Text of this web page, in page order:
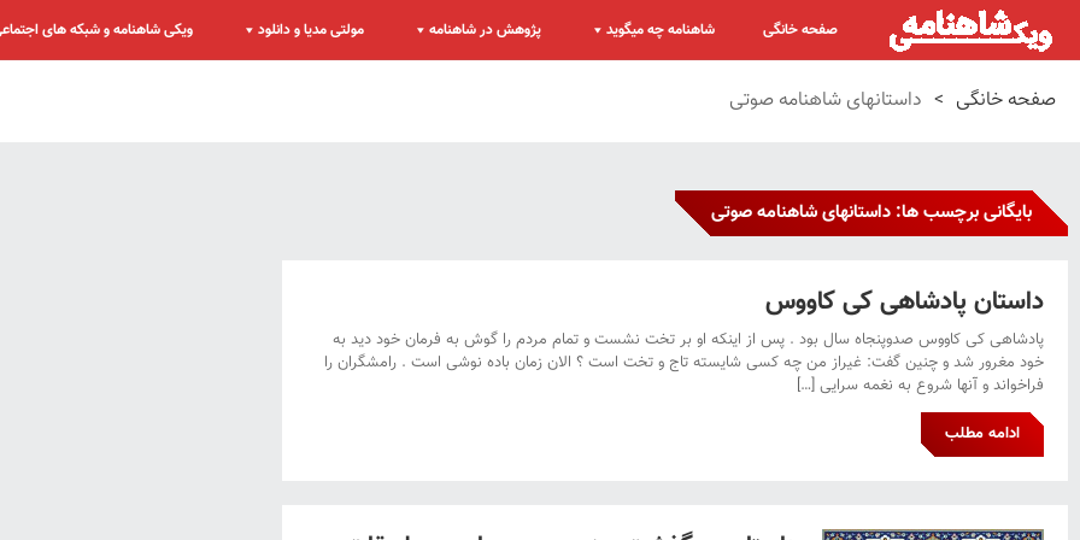
صفحه خانگی شاهنامه چه میگوید پژوهش در شاهنامه مولتی مدیا و دانلود ویکی شاهنامه و شبکه های
صفحه خانگی > داستانهای شاهنامه صوتی
بایگانی برچسب ها: داستانهای شاهنامه صوتی
داستان پادشاهی کی کاووس
پادشاهی کی کاووس صدوپنجاه سال بود . پس از اینکه او بر تخت نشست و تمام مردم را گوش به فرمان خود دید به
خود مغرور شد و چنین گفت: غیراز من چه کسی شایسته تاج و تخت است ؟ الان زمان باده نوشی است . رامشگران را
فراخواند و آنها شروع به نغمه سرایی […]
ادامه مطلب